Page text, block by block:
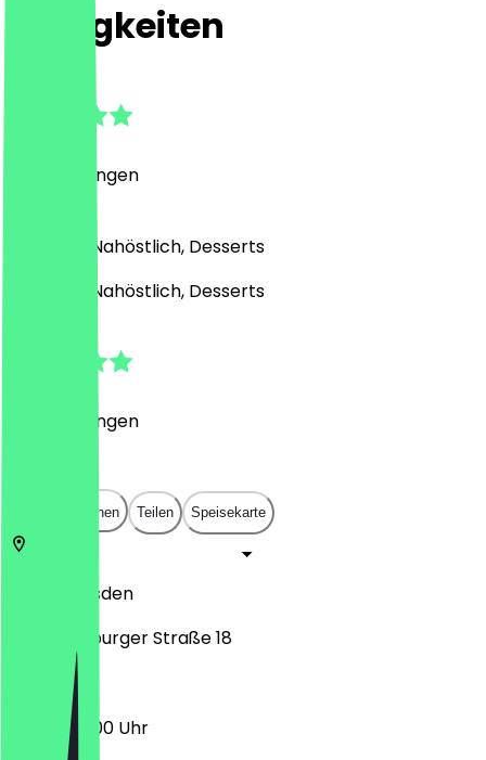
Süßigkeiten
Bewertungen
Bäckerei, Nahöstlich, Desserts
Bäckerei, Nahöstlich, Desserts
Bewertungen
In App öffnen Teilen Speisekarte
Dresden
St. Petersburger Straße 18
10:00 - 20:00 Uhr